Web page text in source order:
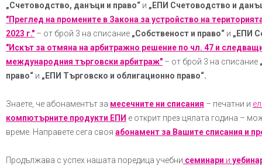
„Счетоводство, данъци и право“ и „ЕПИ Счетоводство и
"Преглед на промените в Закона за устройство на
2023 г." – от брой 3 на списание „Собственост и право“ и „ЕПИ
"Искът за отмяна на арбитражно решение по чл. 47 и
международния търговски арбитраж" – от брой 3 на списание
право“ и „ЕПИ Търговско и облигационно право“.
Знаете, че абонаментът за месечните ни списания – печатни и
компютърните продукти ЕПИ е открит през цялата година –
време. Направете сега своя абонамент за Вашите списания и
Продължава с успех нашата поредица учебни семинари и